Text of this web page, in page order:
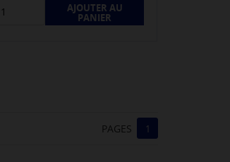
AJOUTER AU
PANIER
PAGES 1